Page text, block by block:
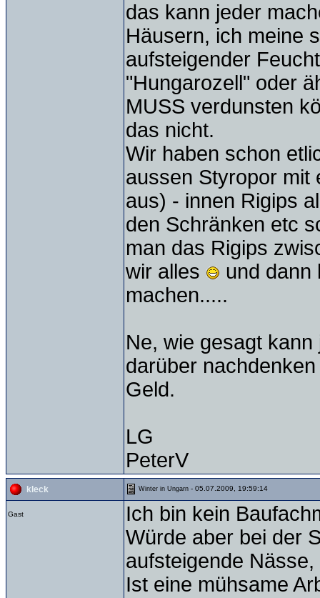
das kann jeder
Häusern, ich meine
aufsteigender
"Hungarozell" oder
MUSS verdunsten
das nicht.
Wir haben schon
aussen Styropor mit
aus) - innen Rigips
den Schränken etc
man das Rigips
wir alles
und dann
machen.....
Ne, wie gesagt
darüber
Geld.
LG
PeterV
kleck Winter in Ungarn - 05.07.2009, 19:59:14
Gast
Ich bin kein
Würde aber bei der
aufsteigende
Ist eine mühsame